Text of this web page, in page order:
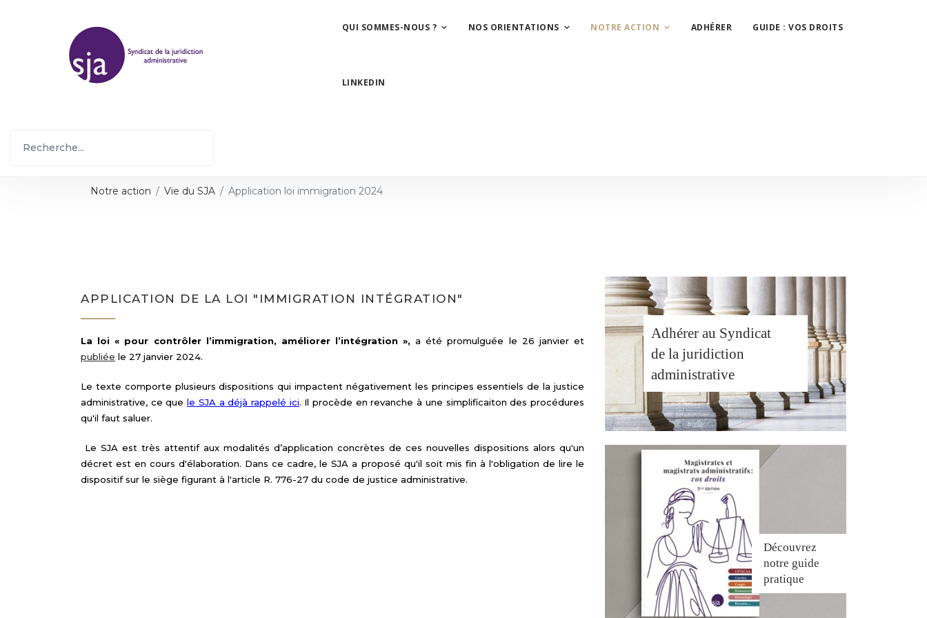
QUI SOMMES-NOUS ? NOS ORIENTATIONS NOTRE ACTION ADHÉRER GUIDE : VOS DROITS
LINKEDIN
Notre action Vie du SJA Application loi immigration 2024
APPLICATION DE LA LOI "IMMIGRATION INTÉGRATION"
La loi « pour contrôler l’immigration, améliorer l’intégration », a été promulguée le 26 janvier et
publiée le 27 janvier 2024.
Le texte comporte plusieurs dispositions qui impactent négativement les principes essentiels de la justice
administrative, ce quele SJA a déjà rappelé ici. Il procède en revanche à une simplificaiton des procédures
qu'il faut saluer.
Le SJA est très attentif aux modalités d’application concrètes de ces nouvelles dispositions alors qu'un
décret est en cours d'élaboration. Dans ce cadre, le SJA a proposé qu'il soit mis fin à l'obligation de lire le
dispositif sur le siège figurant à l'article R. 776-27 du code de justice administrative.
Adhérer au Syndicat
de la juridiction
administrative
Découvrez
notre guide
pratique